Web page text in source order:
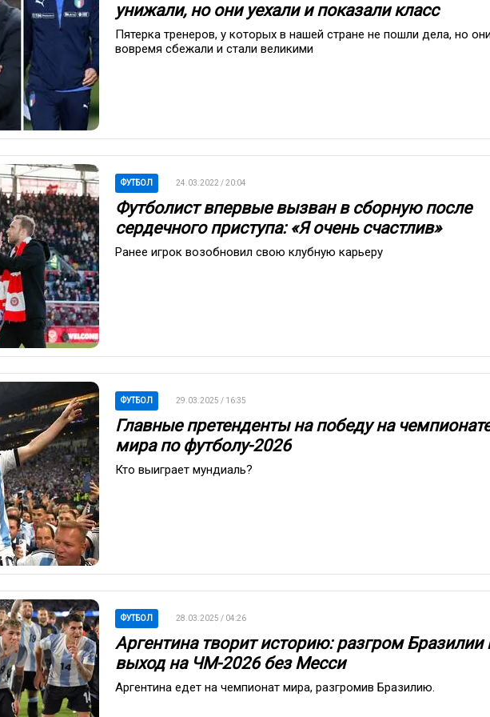
унижали, но они уехали и показали класс
Пятерка тренеров, у которых в нашей стране не пошли дела, но
вовремя сбежали и стали великими
ФУТБОЛ 24.03.2022 / 20:04
Футболист впервые вызван в сборную после
сердечного приступа: «Я очень счастлив»
Ранее игрок возобновил свою клубную карьеру
ФУТБОЛ 29.03.2025 / 16:35
Главные претенденты на победу на
мира по футболу-2026
Кто выиграет мундиаль?
ФУТБОЛ 28.03.2025 / 04:26
Аргентина творит историю: разгром Бразилии
выход на ЧМ-2026 без Месси
Аргентина едет на чемпионат мира, разгромив Бразилию.